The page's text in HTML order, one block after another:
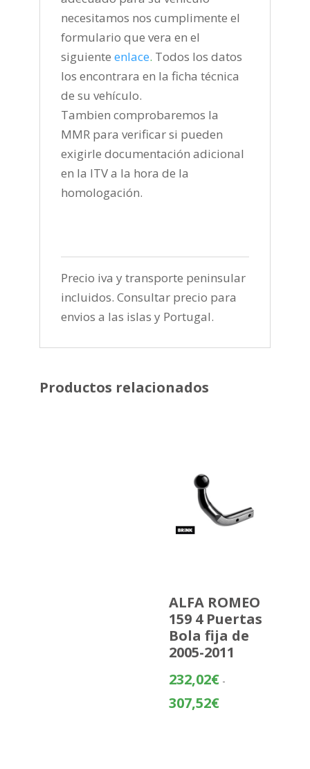
necesitamos nos cumplimente el
formulario que vera en el
siguiente enlace. Todos los datos
los encontrara en la ficha técnica
de su vehículo.
Tambien comprobaremos la
MMR para verificar si pueden
exigirle documentación adicional
en la ITV a la hora de la
homologación.
Precio iva y transporte peninsular
incluidos. Consultar precio para
envios a las islas y Portugal.
Productos relacionados
ALFA ROMEO
159 4 Puertas
Bola fija de
2005-2011
232,02€ -
307,52€Rango